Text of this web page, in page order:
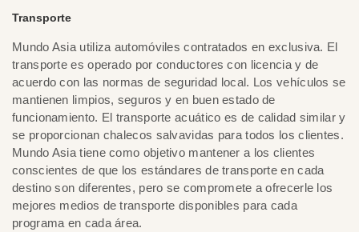
Transporte
Mundo Asia utiliza automóviles contratados en exclusiva. El
transporte es operado por conductores con licencia y de
acuerdo con las normas de seguridad local. Los vehículos se
mantienen limpios, seguros y en buen estado de
funcionamiento. El transporte acuático es de calidad similar y
se proporcionan chalecos salvavidas para todos los clientes.
Mundo Asia tiene como objetivo mantener a los clientes
conscientes de que los estándares de transporte en cada
destino son diferentes, pero se compromete a ofrecerle los
mejores medios de transporte disponibles para cada
programa en cada área.